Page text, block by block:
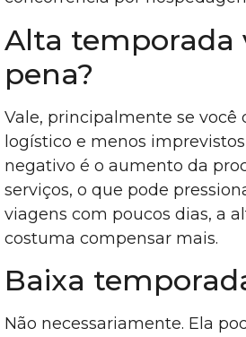
Alta temporada
pena?
Vale, principalmente se você
logístico e menos
negativo é o aumento da
serviços, o que pode
viagens com poucos dias, a
costuma compensar mais.
Baixa
Não necessariamente. Ela